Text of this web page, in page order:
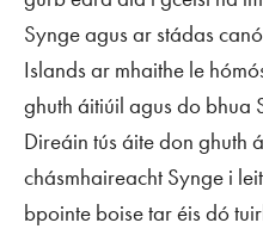
Synge agus ar stádas
Islandsar mhaithe le
ghuth áitiúil agus do bhua
Direáin tús áite don ghuth
chásmhaireacht Synge i
bpointe boise tar éis dó